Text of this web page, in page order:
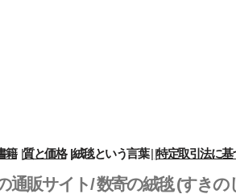
通販サイト/ 数寄の絨毯 (すきの
籍|質と価格|絨毯という言葉||特定取引法に基